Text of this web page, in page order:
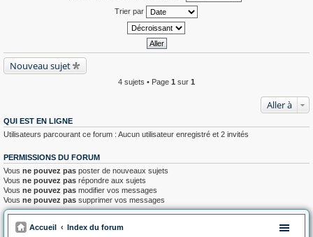
Trier par
Nouveau sujet
4 sujets • Page 1 sur 1
Aller à
QUI EST EN LIGNE
Utilisateurs parcourant ce forum : Aucun utilisateur enregistré et 2 invités
PERMISSIONS DU FORUM
Vous ne pouvez pas poster de nouveaux sujets
Vous ne pouvez pas répondre aux sujets
Vous ne pouvez pas modifier vos messages
Vous ne pouvez pas supprimer vos messages
Accueil Index du forum